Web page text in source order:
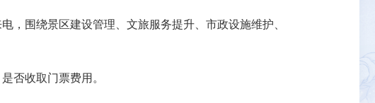
，围绕景区建设管理、文旅服务提升、市政设施维护、
否收取门票费用。